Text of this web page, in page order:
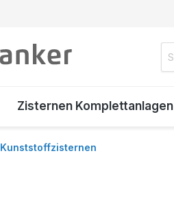
Zisternen Komplettanlagen
Kunststoffzisternen